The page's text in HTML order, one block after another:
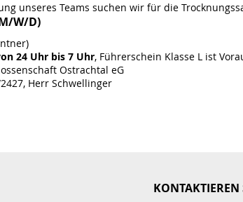
unseres Teams suchen wir für die
W/D)
24 Uhr bis 7 Uhr, Führerschein Klasse L ist
Ostrachtal eG
Herr Schwellinger
KONTAKTIEREN